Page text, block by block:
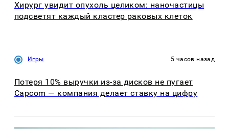
Хирург увидит опухоль целиком: наночастицы
подсветят каждый кластер раковых клеток
Игры 5 часов назад
Потеря 10% выручки из-за дисков не пугает
Capcom — компания делает ставку на цифру